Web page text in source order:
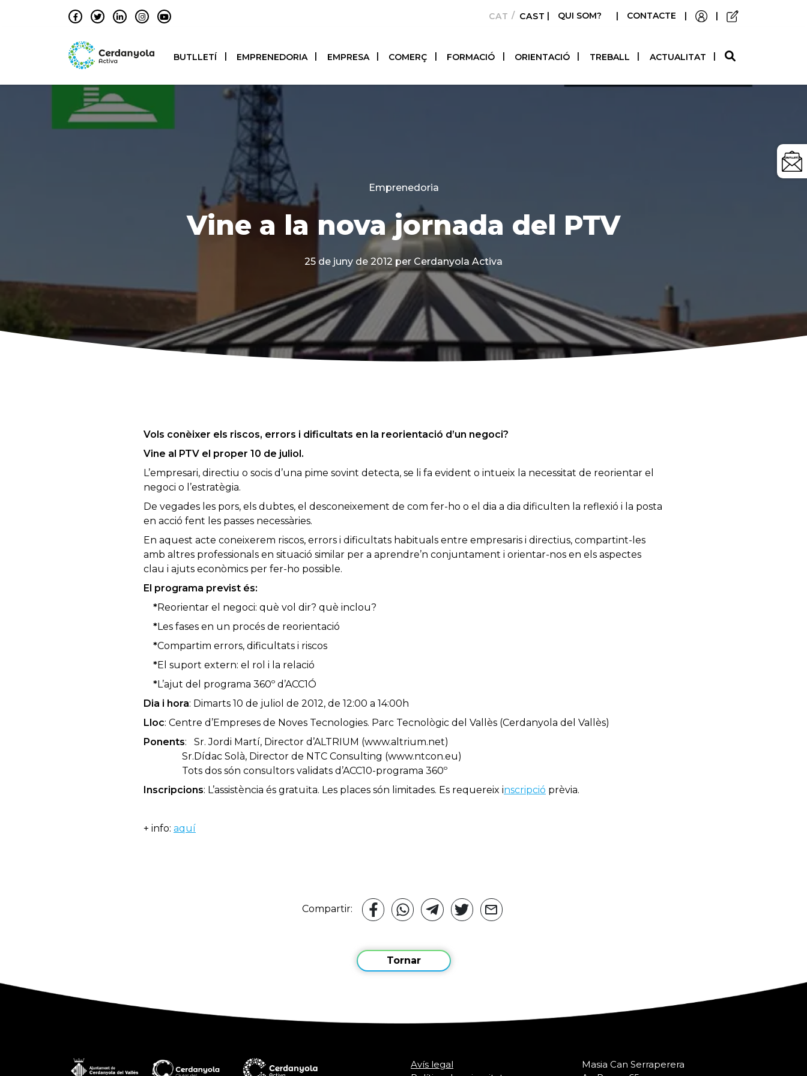
CATALÀCASTELLANO
| QUI SOM? | CONTACTE | |
BUTLLETÍ EMPRENEDORIA EMPRESA COMERÇ FORMACIÓ ORIENTACIÓ TREBALL ACTUALITAT
Categories
Emprenedoria
Vine a la nova jornada del PTV
25 de juny de 2012 per Cerdanyola Activa
Vols conèixer els riscos, errors i dificultats en la reorientació d’un negoci?
Vine al PTV el proper 10 de juliol.
L’empresari, directiu o socis d’una pime sovint detecta, se li fa evident o intueix la necessitat de reorientar el
negoci o l’estratègia.
De vegades les pors, els dubtes, el desconeixement de com fer-ho o el dia a dia dificulten la reflexió i la posta
en acció fent les passes necessàries.
En aquest acte coneixerem riscos, errors i dificultats habituals entre empresaris i directius, compartint-les
amb altres professionals en situació similar per a aprendre’n conjuntament i orientar-nos en els aspectes
clau i ajuts econòmics per fer-ho possible.
El programa previst és:
*Reorientar el negoci: què vol dir? què inclou?
*Les fases en un procés de reorientació
*Compartim errors, dificultats i riscos
*El suport extern: el rol i la relació
*L’ajut del programa 360º d’ACC1Ó
Dia i hora: Dimarts 10 de juliol de 2012, de 12:00 a 14:00h
Lloc: Centre d’Empreses de Noves Tecnologies. Parc Tecnològic del Vallès (Cerdanyola del Vallès)
Ponents: Sr. Jordi Martí, Director d’ALTRIUM (www.altrium.net)
Sr.Dídac Solà, Director de NTC Consulting (www.ntcon.eu)
Tots dos són consultors validats d’ACC10-programa 360º
Inscripcions: L’assistència és gratuïta. Les places són limitades. Es requereix inscripció prèvia.
+ info: aquí
Compartir:
Tornar
Avís legal
Masia Can Serraperera